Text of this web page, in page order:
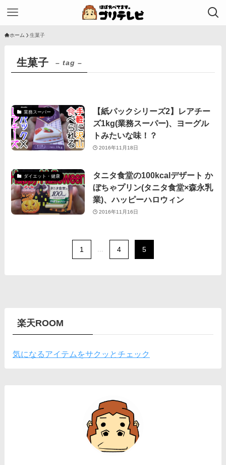
ホーム 生菓子
生菓子 – tag –
業務スーパー
【紙パックシリーズ2】レアチー
ズ1kg(業務スーパー)、ヨーグル
トみたいな味！？
2016年11月18日
ダイエット・健康
タニタ食堂の100kcalデザート か
ぼちゃプリン(タニタ食堂×森永乳
業)、ハッピーハロウィン
2016年11月16日
1 4 5
楽天ROOM
気になるアイテムをサクッとチェック